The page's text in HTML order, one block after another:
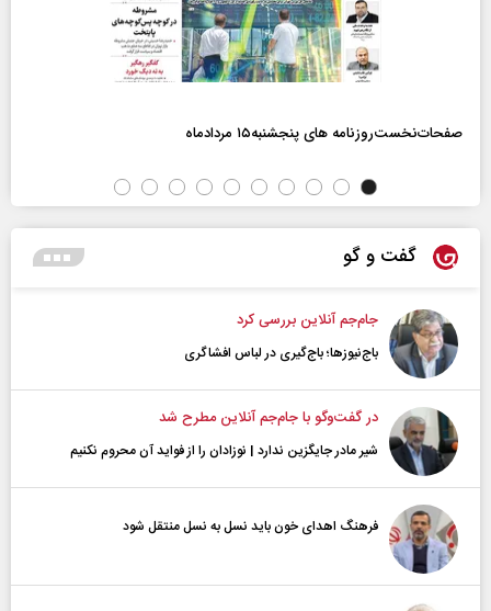
صفحات‌نخست‌روزنامه ها‌ی پنجشنبه‌۱۵ مردادماه
گفت و گو
جام‌جم آنلاین بررسی کرد
باج‌نیوزها؛ باج‌گیری در لباس افشاگری
در گفت‌و‌گو با جام‌جم آنلاین مطرح شد
شیر مادر جایگزین ندارد | نوزادان را از فواید آن محروم نکنیم
فرهنگ اهدای خون باید نسل به نسل منتقل شود